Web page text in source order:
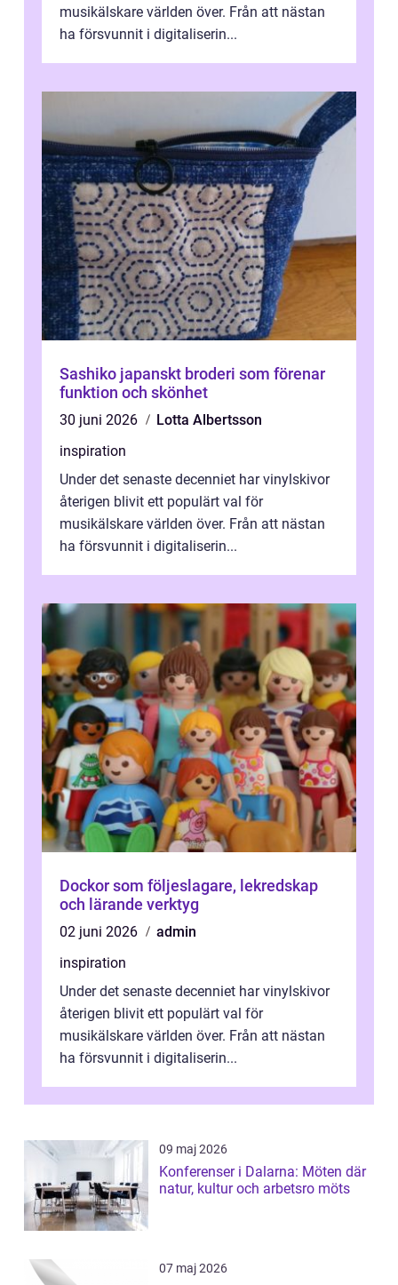
musikälskare världen över. Från att nästan
ha försvunnit i digitaliserin...
Sashiko japanskt broderi som förenar
funktion och skönhet
30 juni 2026
Lotta Albertsson
inspiration
Under det senaste decenniet har vinylskivor
återigen blivit ett populärt val för
musikälskare världen över. Från att nästan
ha försvunnit i digitaliserin...
Dockor som följeslagare, lekredskap
och lärande verktyg
02 juni 2026
admin
inspiration
Under det senaste decenniet har vinylskivor
återigen blivit ett populärt val för
musikälskare världen över. Från att nästan
ha försvunnit i digitaliserin...
09 maj 2026
Konferenser i Dalarna: Möten där
natur, kultur och arbetsro möts
07 maj 2026